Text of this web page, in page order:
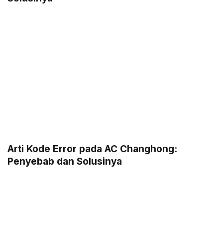
Arti Kode Error pada AC Changhong:
Penyebab dan Solusinya